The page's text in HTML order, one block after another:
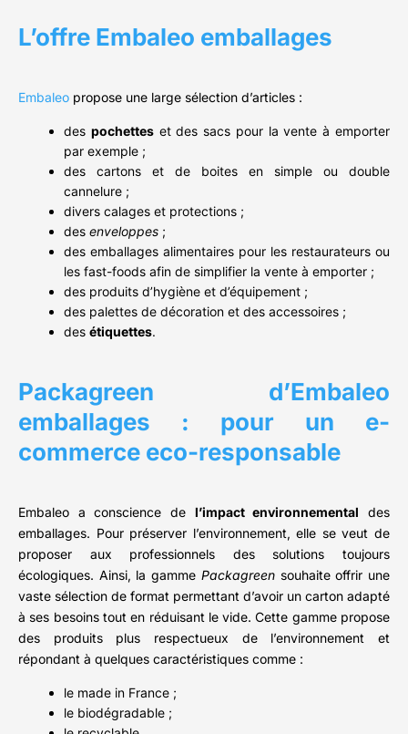
L’offre Embaleo emballages
Embaleo propose une large sélection d’articles :
des pochetteset des sacs pour la vente à emporter
par exemple ;
des cartons et de boites en simple ou double
cannelure ;
divers calages et protections ;
des enveloppes ;
des emballages alimentaires pour les restaurateurs ou
les fast-foods afin de simplifier la vente à emporter ;
des produits d’hygiène et d’équipement ;
des palettes de décoration et des accessoires ;
des étiquettes.
Packagreen d’Embaleo
emballages : pour un e-
commerce eco-responsable
Embaleo a conscience de l’impact environnemental des
emballages. Pour préserver l’environnement, elle se veut de
proposer aux professionnels des solutions toujours
écologiques. Ainsi, la gamme Packagreensouhaite offrir une
vaste sélection de format permettant d’avoir un carton adapté
à ses besoins tout en réduisant le vide. Cette gamme propose
des produits plus respectueux de l’environnement et
répondant à quelques caractéristiques comme :
le made in France ;
le biodégradable ;